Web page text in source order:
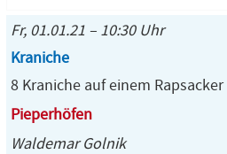
Fr, 01.01.21 – 10:30 Uhr
Kraniche
8 Kraniche auf einem Rapsacker
Pieperhöfen
Waldemar Golnik